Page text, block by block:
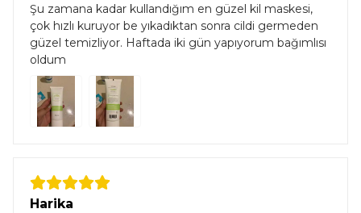
Şu zamana kadar kullandığım en güzel kil maskesi,
çok hızlı kuruyor be yıkadıktan sonra cildi germeden
güzel temizliyor. Haftada iki gün yapıyorum bağımlısı
oldum
Harika